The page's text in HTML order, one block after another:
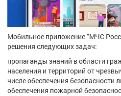
Мобильное приложение "МЧС
решения следующих задач:
пропаганды знаний в области
населения и территорий от
числе обеспечения безопасности
обеспечения пожарной